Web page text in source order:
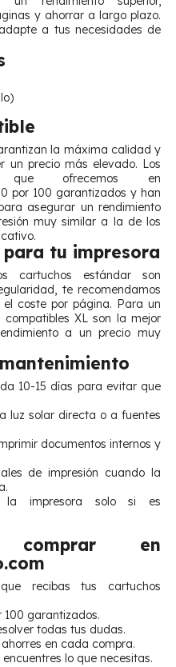
y ahorrar a largo plazo.
a tus necesidades de
la máxima calidad y
un precio más elevado. Los
que ofrecemos en
por 100 garantizados y han
asegurar un rendimiento
muy similar a la de los
tu impresora
cartuchos estándar son
te recomendamos
coste por página. Para un
XL son la mejor
a un precio muy
10-15 días para evitar que
luz solar directa o a fuentes
documentos internos y
de impresión cuando la
la impresora solo si es
en
recibas tus cartuchos
100 garantizados.
todas tus dudas.
en cada compra.
lo que necesitas.